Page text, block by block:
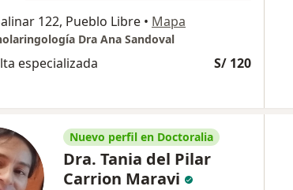
122, Pueblo Libre • Mapa
Dra Ana Sandoval
especializada S/ 120
Nuevo perfil en Doctoralia
Dra. Tania del Pilar
Carrion Maravi